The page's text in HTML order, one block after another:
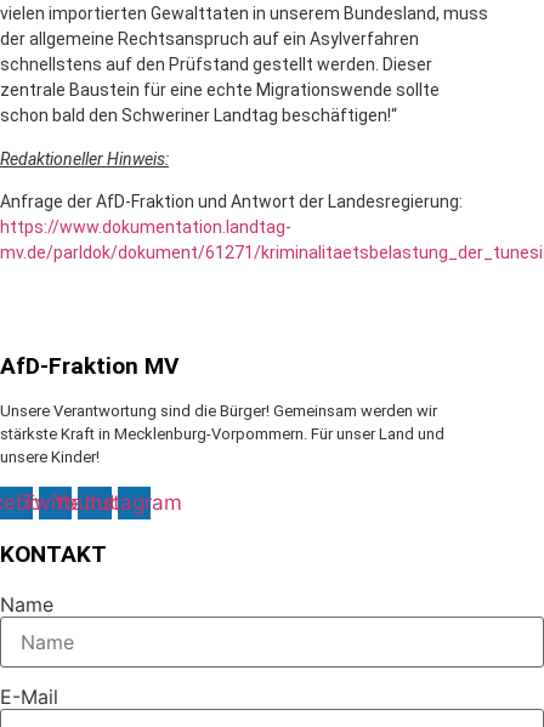
vielen importierten Gewalttaten in unserem Bundesland, muss
der allgemeine Rechtsanspruch auf ein Asylverfahren
schnellstens auf den Prüfstand gestellt werden. Dieser
zentrale Baustein für eine echte Migrationswende sollte
schon bald den Schweriner Landtag beschäftigen!“
Redaktioneller Hinweis:
Anfrage der AfD-Fraktion und Antwort der Landesregierung:
https://www.dokumentation.landtag-
mv.de/parldok/dokument/61271/
AfD-Fraktion MV
Unsere Verantwortung sind die Bürger! Gemeinsam werden wir
stärkste Kraft in Mecklenburg-Vorpommern. Für unser Land und
unsere Kinder!
TwitterYoutube
Instagram
KONTAKT
Name
E-Mail